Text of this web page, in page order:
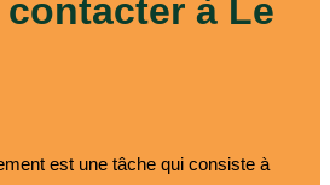
à Le
est une tâche qui consiste à